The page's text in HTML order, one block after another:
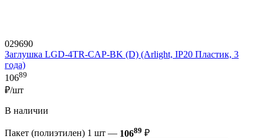
029690
Заглушка LGD-4TR-CAP-BK (D) (Arlight, IP20 Пластик, 3
года)
10689
₽/шт
В наличии
Пакет (полиэтилен) 1 шт — 10689 ₽